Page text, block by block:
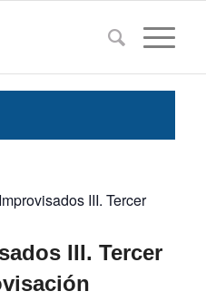
III. Tercer
III. Tercer